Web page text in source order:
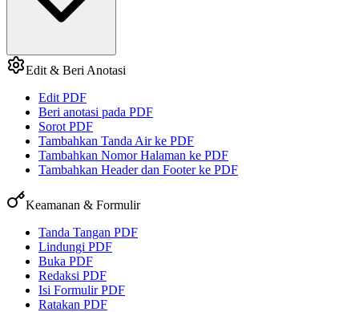
Edit & Beri Anotasi
Edit PDF
Beri anotasi pada PDF
Sorot PDF
Tambahkan Tanda Air ke PDF
Tambahkan Nomor Halaman ke PDF
Tambahkan Header dan Footer ke PDF
Keamanan & Formulir
Tanda Tangan PDF
Lindungi PDF
Buka PDF
Redaksi PDF
Isi Formulir PDF
Ratakan PDF